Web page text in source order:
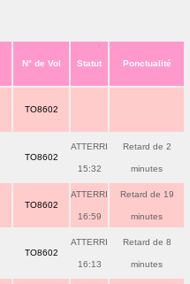
N° de Vol Statut Ponctualité
TO8602
TO8602
ATTERRI
15:32
Retard de 2
minutes
TO8602
ATTERRI
16:59
Retard de 19
minutes
TO8602
ATTERRI
16:13
Retard de 8
minutes